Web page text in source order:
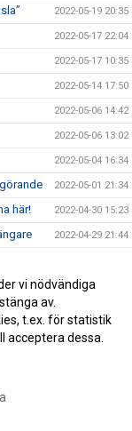
2022-05-19 20:35
2022-05-17 22:04
2022-05-17 10:35
2022-05-14 17:50
2022-05-06 14:42
2022-05-06 13:02
2022-05-04 16:34
2022-05-01 21:34
här! 2022-04-30 15:23
2022-04-29 21:44
2022-04-24 15:56
2022-04-24 15:50
vi nödvändiga
av.
t.ex. för statistik
acceptera dessa.